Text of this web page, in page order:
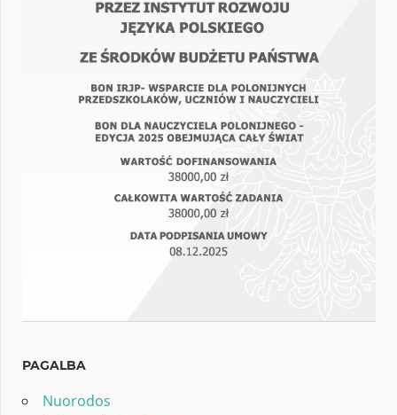
PAGALBA
Nuorodos